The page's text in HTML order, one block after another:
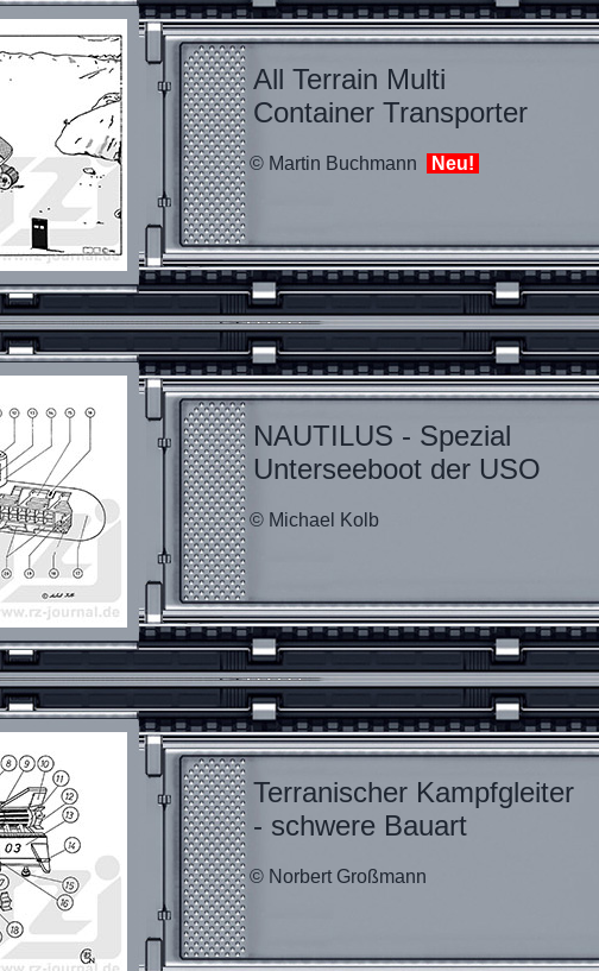
All Terrain Multi
Container Transporter
© Martin Buchmann Neu!
NAUTILUS - Spezial
Unterseeboot der USO
© Michael Kolb
Terranischer Kampfgleiter
- schwere Bauart
© Norbert Großmann